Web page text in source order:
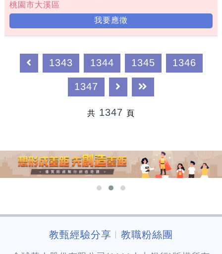
桃園市大溪區
我要應徵
1343 1344 1345 1346
1347
共 1347 頁
教甄經驗分享 教職粉絲團